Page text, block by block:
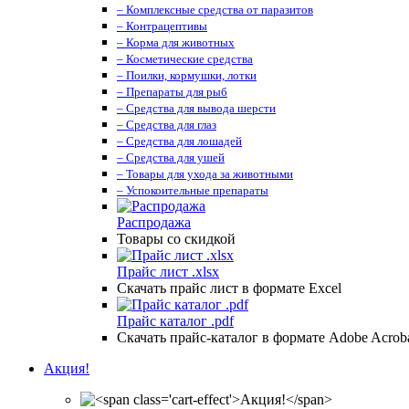
– Комплексные средства от паразитов
– Контрацептивы
– Корма для животных
– Косметические средства
– Поилки, кормушки, лотки
– Препараты для рыб
– Средства для вывода шерсти
– Средства для глаз
– Средства для лошадей
– Средства для ушей
– Товары для ухода за животными
– Успокоительные препараты
Распродажа
Товары со скидкой
Прайс лист .xlsx
Скачать прайс лист в формате Excel
Прайс каталог .pdf
Скачать прайс-каталог в формате Adobe
Акция!